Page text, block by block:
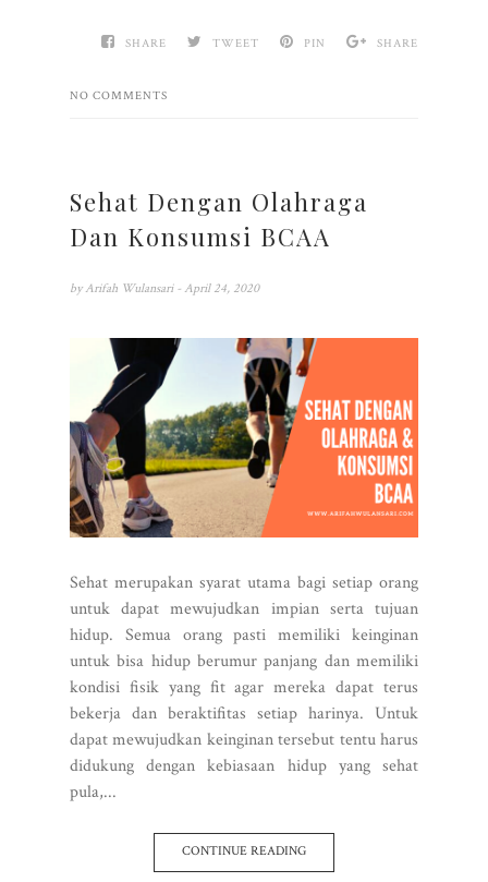
SHARE TWEET PIN SHARE
NO COMMENTS
Sehat Dengan Olahraga
Dan Konsumsi BCAA
by Arifah Wulansari - April 24, 2020
Sehat merupakan syarat utama bagi setiap orang
untuk dapat mewujudkan impian serta tujuan
hidup. Semua orang pasti memiliki keinginan
untuk bisa hidup berumur panjang dan memiliki
kondisi fisik yang fit agar mereka dapat terus
bekerja dan beraktifitas setiap harinya. Untuk
dapat mewujudkan keinginan tersebut tentu harus
didukung dengan kebiasaan hidup yang sehat
pula,...
CONTINUE READING